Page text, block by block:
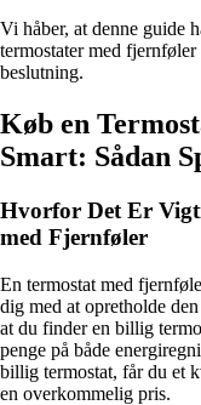
Vi håber, at denne guide
termostater med
beslutning.
Køb en
Smart: Sådan
Hvorfor Det Er
med Fjernføler
En termostat med
dig med at opretholde
at du finder en billig
penge på både
billig termostat, får du et
en overkommelig pris.